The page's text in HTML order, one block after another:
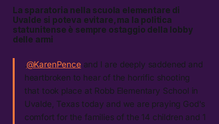
La sparatoria nella scuola elementare di
Uvalde si poteva evitare, ma la politica
statunitense è sempre ostaggio della lobby
delle armi
.@KarenPence and I are deeply saddened and
heartbroken to hear of the horrific shooting
that took place at Robb Elementary School in
Uvalde, Texas today and we are praying God's
comfort for the families of the 14 children and 1